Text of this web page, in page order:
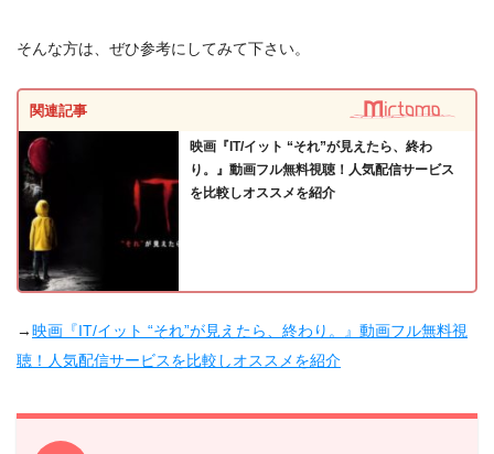
そんな方は、ぜひ参考にしてみて下さい。
関連記事
映画『IT/イット “それ”が見えたら、終わ
り。』動画フル無料視聴！人気配信サービス
を比較しオススメを紹介
→映画『IT/イット “それ”が見えたら、終わり。』動画フル無料視
聴！人気配信サービスを比較しオススメを紹介